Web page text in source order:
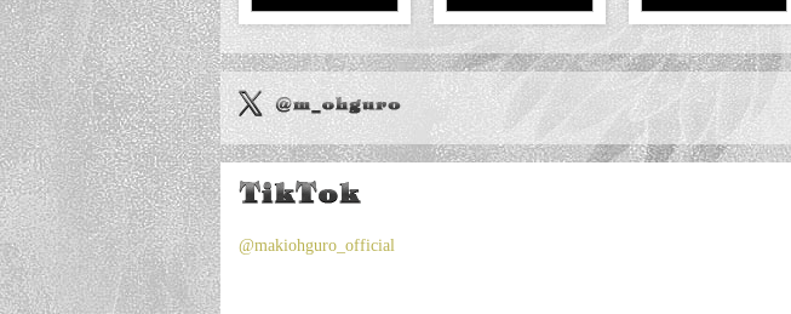
2026.07.10 [35th]
8月1日（土）リリース 『LIVE NATURE #0 ～
ット］』店舗別購入特典決定!!
2026.07.07 [MEDIA] ラジオ出演情報！
2026.07.03 [MEDIA] 「日経WOMAN」掲載情報！
2026.07.01 [35th]
2026.07.01 [35th]
@makiohguro_official